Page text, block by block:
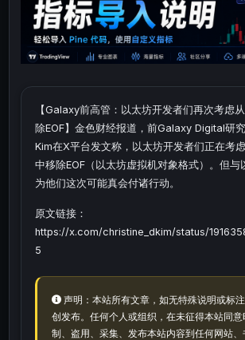
【Galaxy前高管：以太坊开发者们再次考虑
除EOF】金色财经报道，前Galaxy Digital研
Kim在X平台发文称，以太坊开发者们正在考
中移除EOF（以太坊虚拟机对象格式）。但与
为他们这次可能真会付诸行动。
原文链接：
https://x.com/christine_dkim/status/
5
声明：本站所有文章，如无特殊说明或标
创发布。任何个人或组织，在未征得本站同意
制、盗用、采集、发布本站内容到任何网站